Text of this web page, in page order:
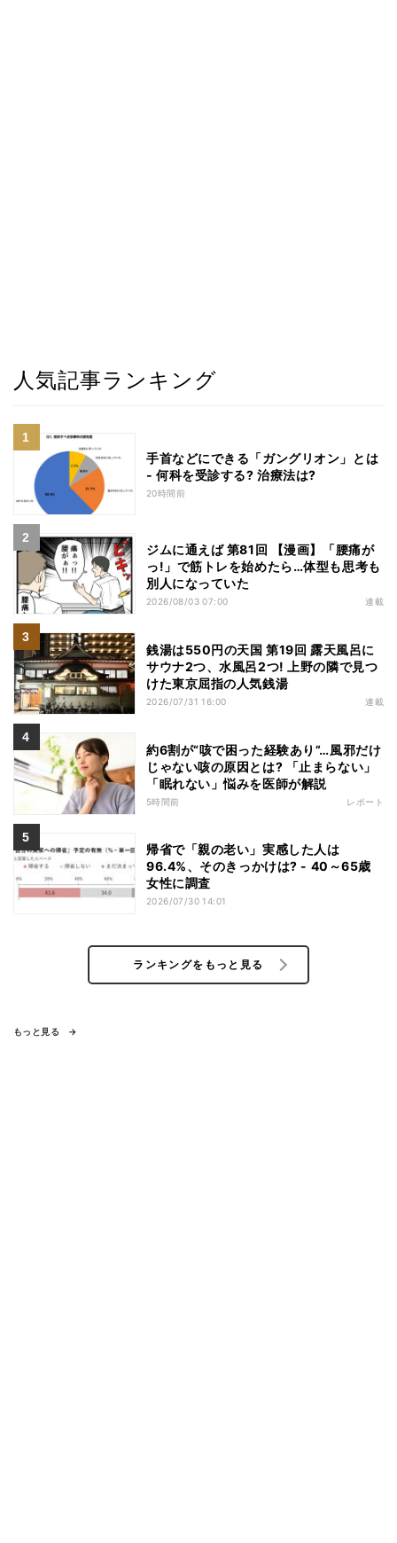
人気記事ランキング
手首などにできる「ガングリオン」とは
- 何科を受診する? 治療法は?
20時間前
ジムに通えば 第81回 【漫画】「腰痛が
っ!」で筋トレを始めたら…体型も思考も
別人になっていた
2026/08/03 07:00 連載
銭湯は550円の天国 第19回 露天風呂に
サウナ2つ、水風呂2つ! 上野の隣で見つ
けた東京屈指の人気銭湯
2026/07/31 16:00 連載
約6割が“咳で困った経験あり”…風邪だけ
じゃない咳の原因とは? 「止まらない」
「眠れない」悩みを医師が解説
5時間前 レポート
帰省で「親の老い」実感した人は
96.4%、そのきっかけは? - 40～65歳
女性に調査
2026/07/30 14:01
ランキングをもっと見る
もっと見る